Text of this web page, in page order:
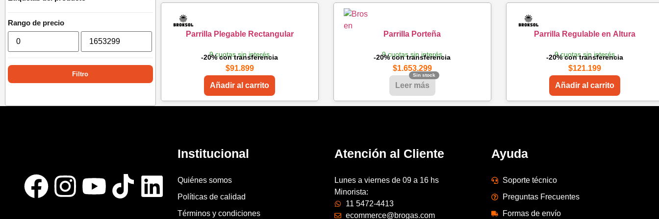
Rango de precio
Filtro
Parrilla Plegable Rectangular
9 cuotas sin interés
-20% con transferencia
$91.899
Añadir al carrito
Parrilla Porteña
9 cuotas sin interés
-20% con transferencia
$1.653.299
Leer más
Parrilla Regulable en Altura
9 cuotas sin interés
-20% con transferencia
$121.199
Añadir al carrito
Institucional
Quiénes somos
Políticas de calidad
Términos y condiciones
Atención al Cliente
Lunes a viernes de 09 a 16 hs
Minorista:
11 5472-4413
ecommerce@brogas.com
Ayuda
Soporte técnico
Preguntas Frecuentes
Formas de envío